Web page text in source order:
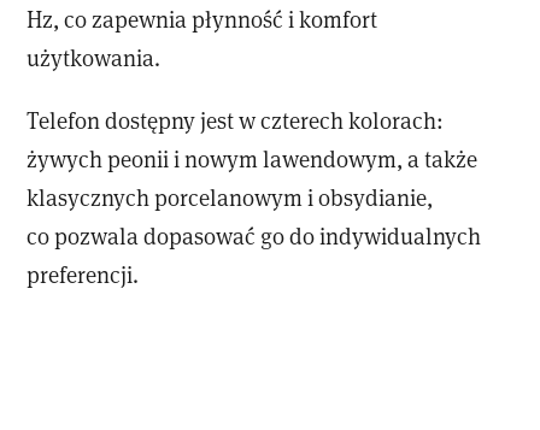
Hz, co zapewnia płynność i komfort
użytkowania.
Telefon dostępny jest w czterech kolorach:
żywych peonii i nowym lawendowym, a także
klasycznych porcelanowym i obsydianie,
co pozwala dopasować go do indywidualnych
preferencji.